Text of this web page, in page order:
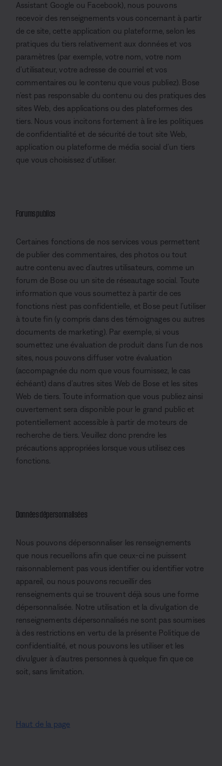
Assistant Google ou Facebook), nous pouvons
recevoir des renseignements vous concernant à partir
de ce site, cette application ou plateforme, selon les
pratiques du tiers relativement aux données et vos
paramètres (par exemple, votre nom, votre nom
d’utilisateur, votre adresse de courriel et vos
commentaires ou le contenu que vous publiez). Bose
n’est pas responsable du contenu ou des pratiques des
sites Web, des applications ou des plateformes des
tiers. Nous vous incitons fortement à lire les politiques
de confidentialité et de sécurité de tout site Web,
application ou plateforme de média social d’un tiers
que vous choisissez d’utiliser.
Forums publics
Certaines fonctions de nos services vous permettent
de publier des commentaires, des photos ou tout
autre contenu avec d’autres utilisateurs, comme un
forum de Bose ou un site de réseautage social. Toute
information que vous soumettez à partir de ces
fonctions n’est pas confidentielle, et Bose peut l’utiliser
à toute fin (y compris dans des témoignages ou autres
documents de marketing). Par exemple, si vous
soumettez une évaluation de produit dans l’un de nos
sites, nous pouvons diffuser votre évaluation
(accompagnée du nom que vous fournissez, le cas
échéant) dans d’autres sites Web de Bose et les sites
Web de tiers. Toute information que vous publiez ainsi
ouvertement sera disponible pour le grand public et
potentiellement accessible à partir de moteurs de
recherche de tiers. Veuillez donc prendre les
précautions appropriées lorsque vous utilisez ces
fonctions.
Données dépersonnalisées
Nous pouvons dépersonnaliser les renseignements
que nous recueillons afin que ceux-ci ne puissent
raisonnablement pas vous identifier ou identifier votre
appareil, ou nous pouvons recueillir des
renseignements qui se trouvent déjà sous une forme
dépersonnalisée. Notre utilisation et la divulgation de
renseignements dépersonnalisés ne sont pas soumises
à des restrictions en vertu de la présente Politique de
confidentialité, et nous pouvons les utiliser et les
divulguer à d’autres personnes à quelque fin que ce
soit, sans limitation.
Haut de la page